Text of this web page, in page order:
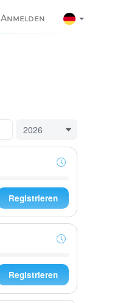
Anmelden
Registrieren
Registrieren